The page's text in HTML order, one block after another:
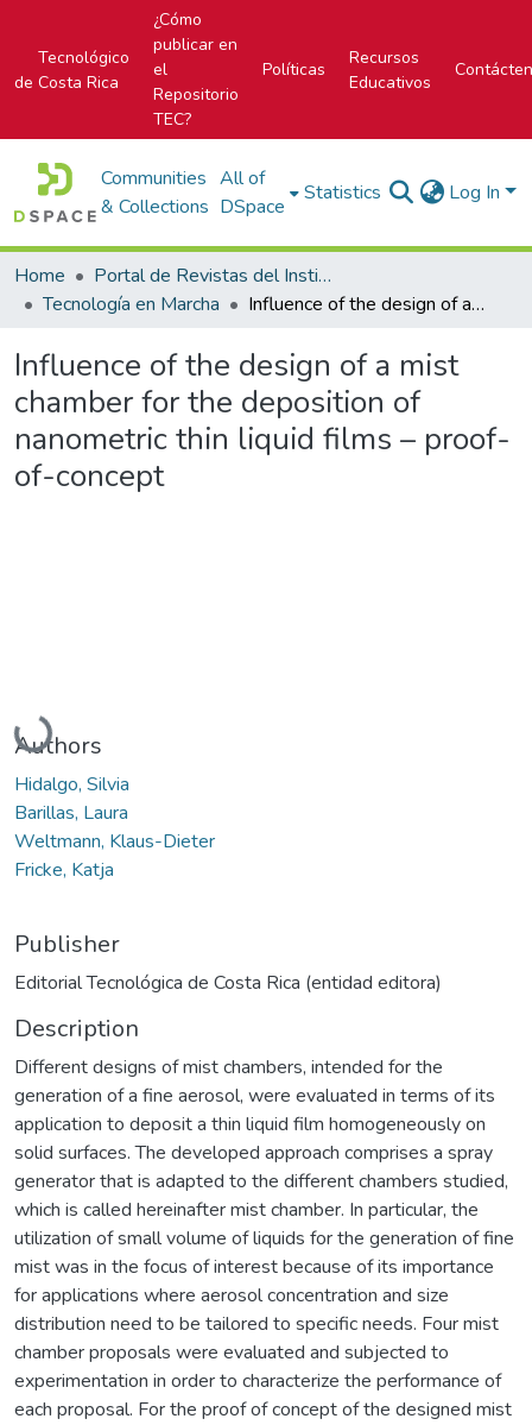
Tecnológico
de Costa Rica
¿Cómo
publicar en
el
Repositorio
TEC?
Políticas
Recursos
Educativos
Communities
& Collections
All of
DSpace
Statistics Log In
Home
Portal de Revistas del Instituto Tecnológico de Costa Rica
Tecnología en Marcha
Influence of the design of a mist chamber for the deposition of nanometric thin liquid films – proof-of-concept
Influence of the design of a mist
chamber for the deposition of
nanometric thin liquid films – proof-
of-concept
Loading...
Authors
Hidalgo, Silvia
Barillas, Laura
Weltmann, Klaus-Dieter
Fricke, Katja
Publisher
Editorial Tecnológica de Costa Rica (entidad editora)
Description
Different designs of mist chambers, intended for the
generation of a fine aerosol, were evaluated in terms of its
application to deposit a thin liquid film homogeneously on
solid surfaces. The developed approach comprises a spray
generator that is adapted to the different chambers studied,
which is called hereinafter mist chamber. In particular, the
utilization of small volume of liquids for the generation of fine
mist was in the focus of interest because of its importance
for applications where aerosol concentration and size
distribution need to be tailored to specific needs. Four mist
chamber proposals were evaluated and subjected to
experimentation in order to characterize the performance of
each proposal. For the proof of concept of the designed mist